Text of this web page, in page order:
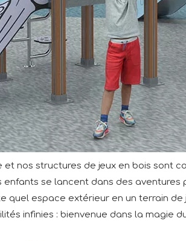
nos structures de jeux en bois sont
se lancent dans des
quel espace extérieur en un terrain
infinies : bienvenue dans la magie